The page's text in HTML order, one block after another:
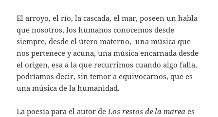
El arroyo, el río, la cascada, el mar, poseen un habla
que nosotros, los humanos conocemos desde
siempre, desde el útero materno, una música que
nos pertenece y acuna, una música encarnada desde
el origen, esa a la que recurrimos cuando algo falla,
podríamos decir, sin temor a equivocarnos, que es
una música de la humanidad.
La poesía para el autor de Los restos de la marea es